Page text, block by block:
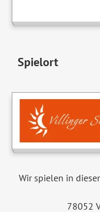
Spielort
Wir spielen in
78052